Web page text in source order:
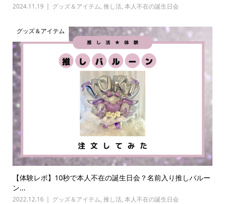
2024.11.19 グッズ＆アイテム, 推し活, 本人不在の誕生日会
グッズ＆アイテム
【体験レポ】10秒で本人不在の誕生日会？名前入り推しバルー
ン...
2022.12.16 グッズ＆アイテム, 推し活, 本人不在の誕生日会